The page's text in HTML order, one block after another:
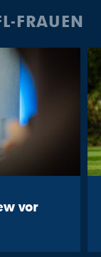
FRAUEN
vor